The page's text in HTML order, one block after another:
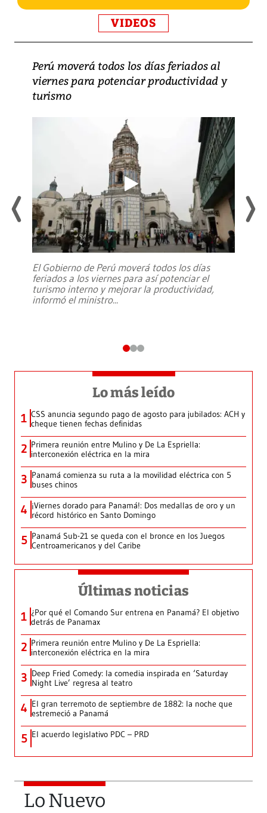
VIDEOS
Perú moverá todos los días feriados al
viernes para potenciar productividad y
turismo
El Gobierno de Perú moverá todos los días
feriados a los viernes para así potenciar el
turismo interno y mejorar la productividad,
informó el ministro...
Lo más leído
1 CSS anuncia segundo pago de agosto para jubilados: ACH y
cheque tienen fechas definidas
2 Primera reunión entre Mulino y De La Espriella:
interconexión eléctrica en la mira
3 Panamá comienza su ruta a la movilidad eléctrica con 5
buses chinos
4 ¡Viernes dorado para Panamá!: Dos medallas de oro y un
récord histórico en Santo Domingo
5 Panamá Sub-21 se queda con el bronce en los Juegos
Centroamericanos y del Caribe
Últimas noticias
1 ¿Por qué el Comando Sur entrena en Panamá? El objetivo
detrás de Panamax
2 Primera reunión entre Mulino y De La Espriella:
interconexión eléctrica en la mira
3 Deep Fried Comedy: la comedia inspirada en ‘Saturday
Night Live’ regresa al teatro
4 El gran terremoto de septiembre de 1882: la noche que
estremeció a Panamá
5 El acuerdo legislativo PDC – PRD
Lo Nuevo